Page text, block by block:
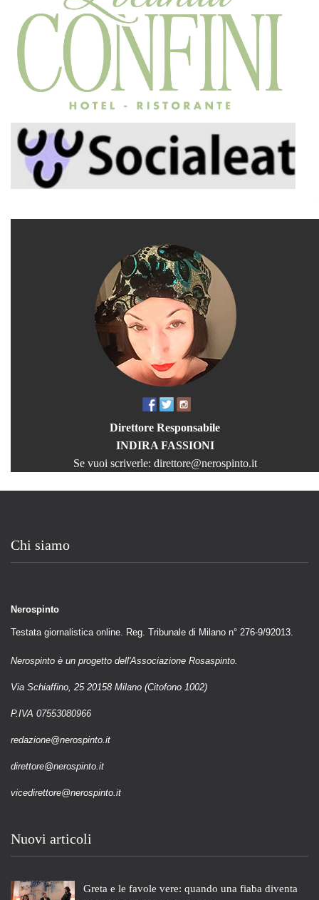
Direttore Responsabile
INDIRA FASSIONI
Se vuoi scriverle: direttore@nerospinto.it
Chi siamo
Nerospinto
Testata giornalistica online. Reg. Tribunale di Milano n° 276-9/92013.
Nerospinto è un progetto dell'Associazione Rosaspinto.
Via Schiaffino, 25 20158 Milano (Citofono 1002)
P.IVA 07553080966
redazione@nerospinto.it
direttore@nerospinto.it
vicedirettore@nerospinto.it
Nuovi articoli
Greta e le favole vere: quando una fiaba diventa